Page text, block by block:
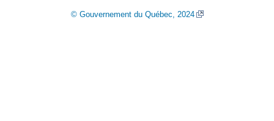
© Gouvernement du Québec, 2024